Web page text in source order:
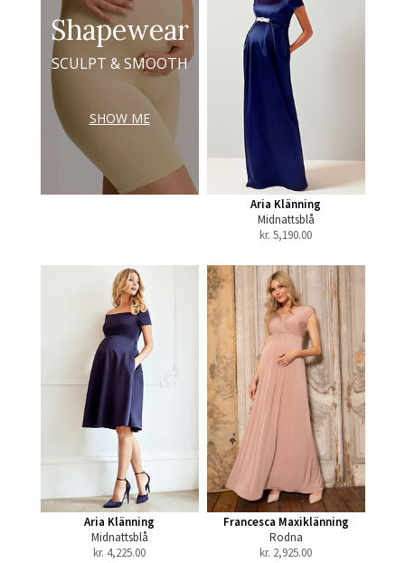
Shapewear
SCULPT & SMOOTH
SHOW ME
Aria Klänning
Midnattsblå
kr. 5,190.00
Aria Klänning
Midnattsblå
kr. 4,225.00
Francesca Maxiklänning
Rodna
kr. 2,925.00